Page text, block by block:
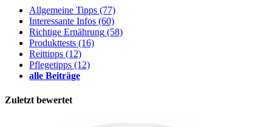
Allgemeine Tipps (77)
Interessante Infos (60)
Richtige Ernährung (58)
Produkttests (16)
Reittipps (12)
Pflegetipps (12)
alle Beiträge
Zuletzt bewertet